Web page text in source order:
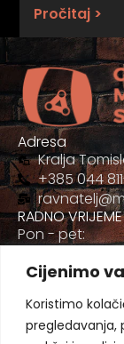
Cijenimo
Koristimo
pregledavanja,
Pročitaj >
Adresa
Kralja
+385 044
RADNO VRIJEME
Pon - pet:
Sub